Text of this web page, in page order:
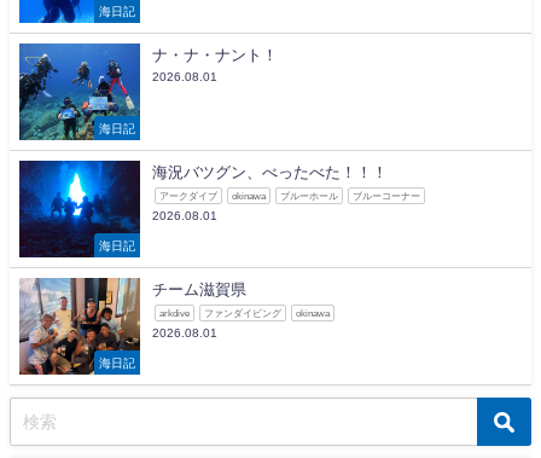
海日記
海日記
ナ・ナ・ナント！
2026.08.01
海日記
海況バツグン、べったべた！！！
アークダイブ okinawa ブルーホール ブルーコーナー
2026.08.01
海日記
チーム滋賀県
arkdive ファンダイビング okinawa
2026.08.01